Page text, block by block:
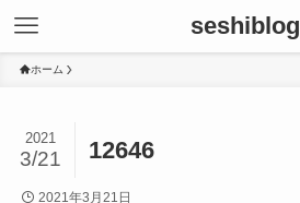
seshiblog
ホーム
12646
2021
3/21
2021年3月21日